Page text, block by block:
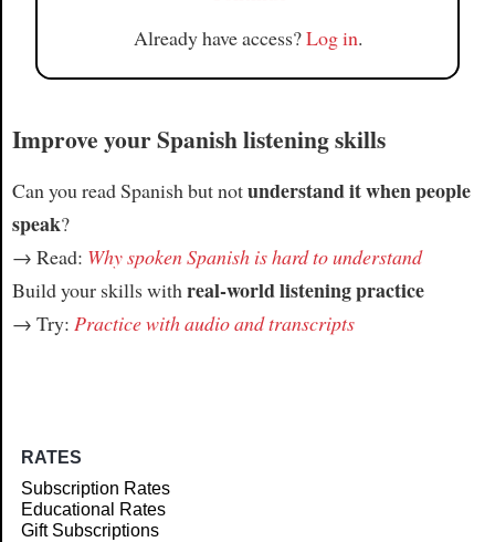
Already have access?Log in.
Improve your Spanish listening skills
Can you read Spanish but notunderstand it when people
speak?
→ Read: Why spoken Spanish is hard to understand
Build your skills withreal-world listening practice
→ Try: Practice with audio and transcripts
RATES
Subscription Rates
Educational Rates
Gift Subscriptions